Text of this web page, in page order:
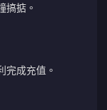
搞掂。
完成充值。